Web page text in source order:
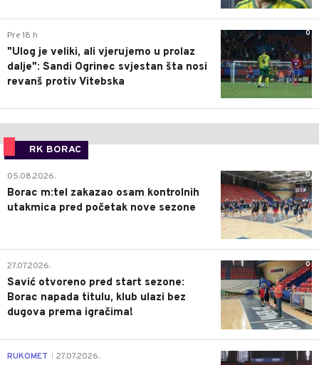
0
Pre 18 h
"Ulog je veliki, ali vjerujemo u prolaz
dalje": Sandi Ogrinec svjestan šta nosi
revanš protiv Vitebska
RK BORAC
0
05.08.2026.
Borac m:tel zakazao osam kontrolnih
utakmica pred početak nove sezone
0
27.07.2026.
Savić otvoreno pred start sezone:
Borac napada titulu, klub ulazi bez
dugova prema igračima!
0
RUKOMET 27.07.2026.